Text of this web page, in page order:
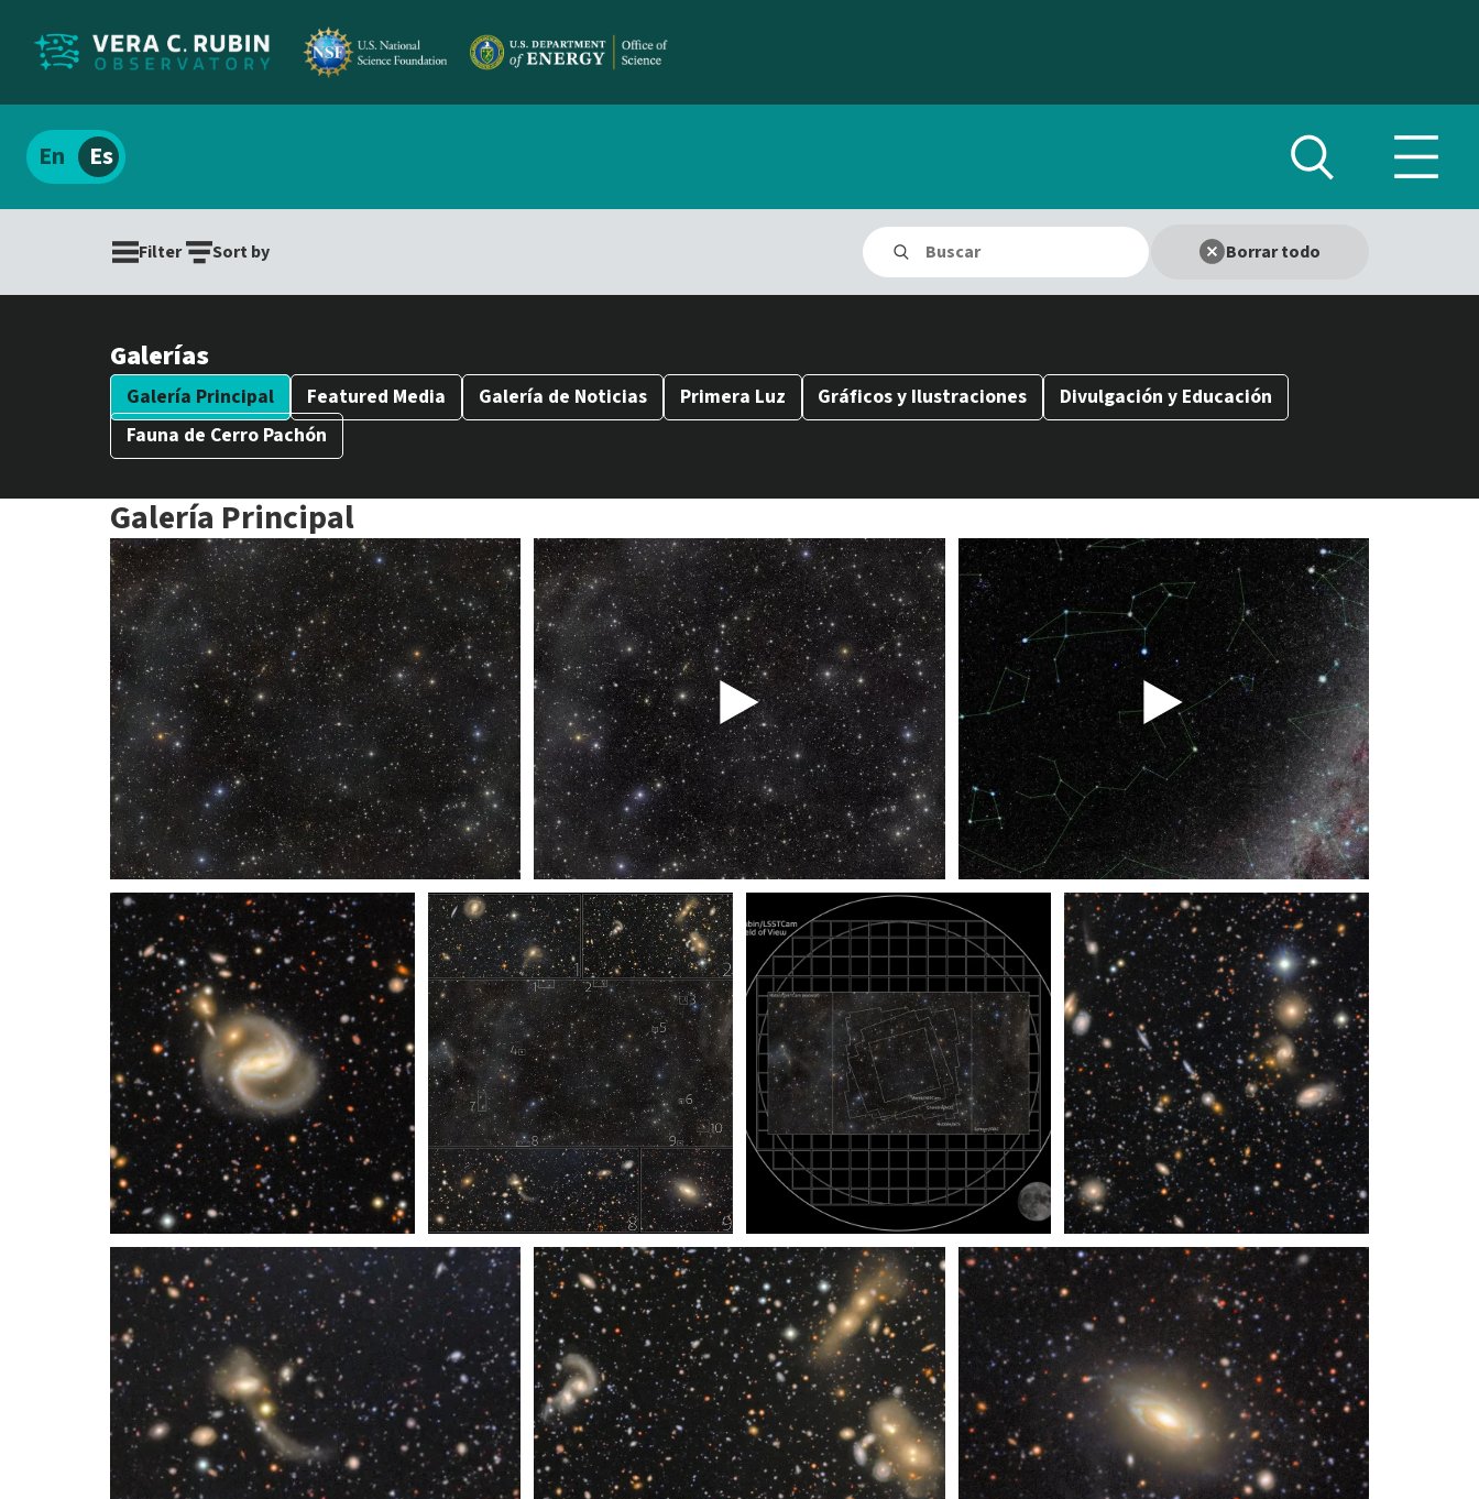
Localizar
el
sitio
Español
Alternar
búsqueda
menú
Filter Sort by
Enviar búsqueda
Buscar Borrar todo
Galerías
Galería Principal Featured Media Galería de Noticias Primera Luz Gráficos y Ilustraciones
Divulgación y Educación
Fauna de Cerro Pachón
Galería Principal
Rubin observa en profundidad un famoso
campo cósmico
Explore la imagen del campo COSMOS del
Observatorio Rubin
Amplíe la imagen del campo COSMOS del
Observatorio Rubin
Recorte de COSMOS de Rubin
Rubin observa en profundidad un
famoso campo cósmico (áreas
seleccionadas)
Áreas cubiertas en COSMOS Recorte de COSMOS de Rubin